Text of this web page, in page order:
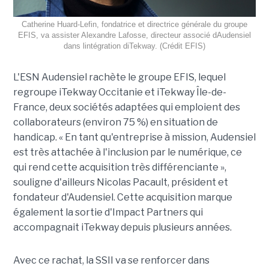
Catherine Huard-Lefin, fondatrice et directrice générale du groupe
EFIS, va assister Alexandre Lafosse, directeur associé dAudensiel
dans lintégration diTekway. (Crédit EFIS)
L'ESN Audensiel rachète le groupe EFIS, lequel
regroupe iTekway Occitanie et iTekway Île-de-
France, deux sociétés adaptées qui emploient des
collaborateurs (environ 75 %) en situation de
handicap. « En tant qu'entreprise à mission, Audensiel
est très attachée à l'inclusion par le numérique, ce
qui rend cette acquisition très différenciante »,
souligne d'ailleurs Nicolas Pacault, président et
fondateur d'Audensiel. Cette acquisition marque
également la sortie d'Impact Partners qui
accompagnait iTekway depuis plusieurs années.
Avec ce rachat, la SSII va se renforcer dans